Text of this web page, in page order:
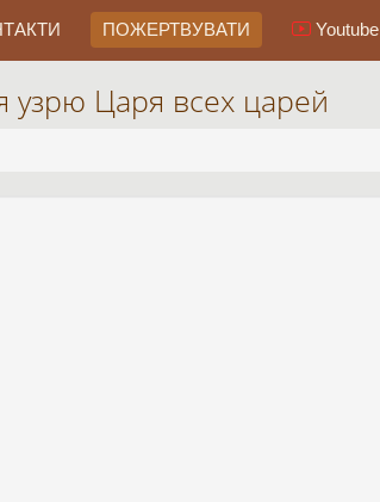
ПОЖЕРТВУВАТИ Youtube
узрю Царя всех царей